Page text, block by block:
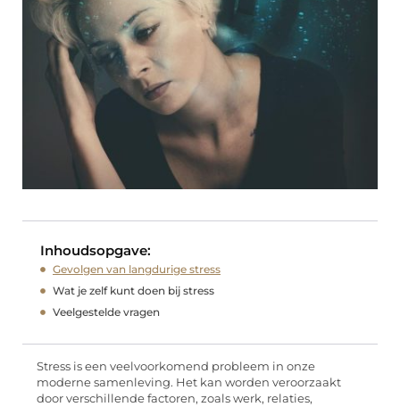
Inhoudsopgave:
Gevolgen van langdurige stress
Wat je zelf kunt doen bij stress
Veelgestelde vragen
Stress is een veelvoorkomend probleem in onze
moderne samenleving. Het kan worden veroorzaakt
door verschillende factoren, zoals werk, relaties,